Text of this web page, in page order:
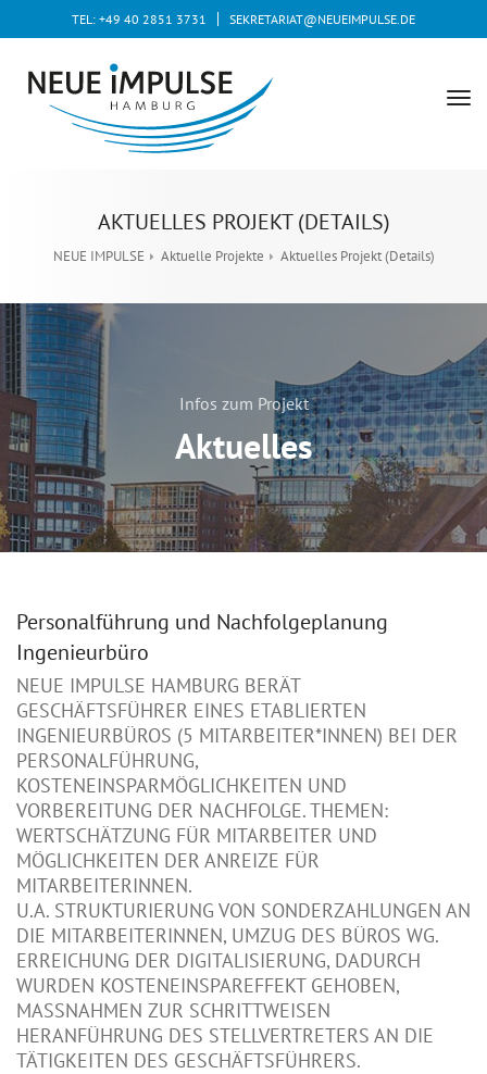
TEL: +49 40 2851 3731 SEKRETARIAT@NEUEIMPULSE.DE
AKTUELLES PROJEKT (DETAILS)
NEUE IMPULSE Aktuelle Projekte Aktuelles Projekt (Details)
Infos zum Projekt
Aktuelles
Personalführung und Nachfolgeplanung
Ingenieurbüro
NEUE IMPULSE HAMBURG BERÄT
GESCHÄFTSFÜHRER EINES ETABLIERTEN
INGENIEURBÜROS (5 MITARBEITER*INNEN) BEI DER
PERSONALFÜHRUNG,
KOSTENEINSPARMÖGLICHKEITEN UND
VORBEREITUNG DER NACHFOLGE. THEMEN:
WERTSCHÄTZUNG FÜR MITARBEITER UND
MÖGLICHKEITEN DER ANREIZE FÜR
MITARBEITERINNEN.
U.A. STRUKTURIERUNG VON SONDERZAHLUNGEN AN
DIE MITARBEITERINNEN, UMZUG DES BÜROS WG.
ERREICHUNG DER DIGITALISIERUNG, DADURCH
WURDEN KOSTENEINSPAREFFEKT GEHOBEN,
MASSNAHMEN ZUR SCHRITTWEISEN H
ERANFÜHRUNG DES STELLVERTRETERS AN DIE T
ÄTIGKEITEN DES GESCHÄFTSFÜHRERS.